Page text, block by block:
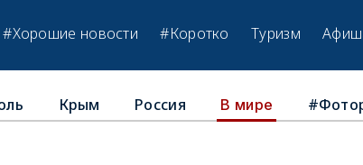
#Хорошие новости #Коротко Туризм
Крым Россия В мире